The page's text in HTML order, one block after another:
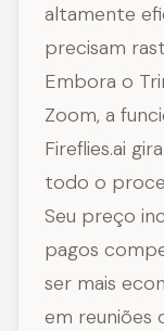
altamente
precisam
Embora o
Zoom, a
Fireflies.ai
todo o
Seu preço
pagos
ser mais
em reuniões